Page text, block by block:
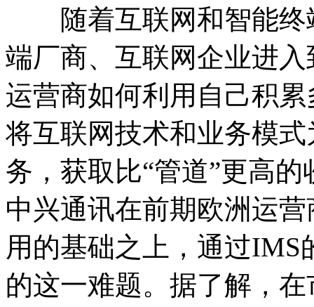
随着互联网和智能终
端厂商、互联网企业进
运营商如何利用自己积
将互联网技术和业务模
务，获取比“管道”更高
中兴通讯在前期欧洲运
用的基础之上，通过
的这一难题。据了解，